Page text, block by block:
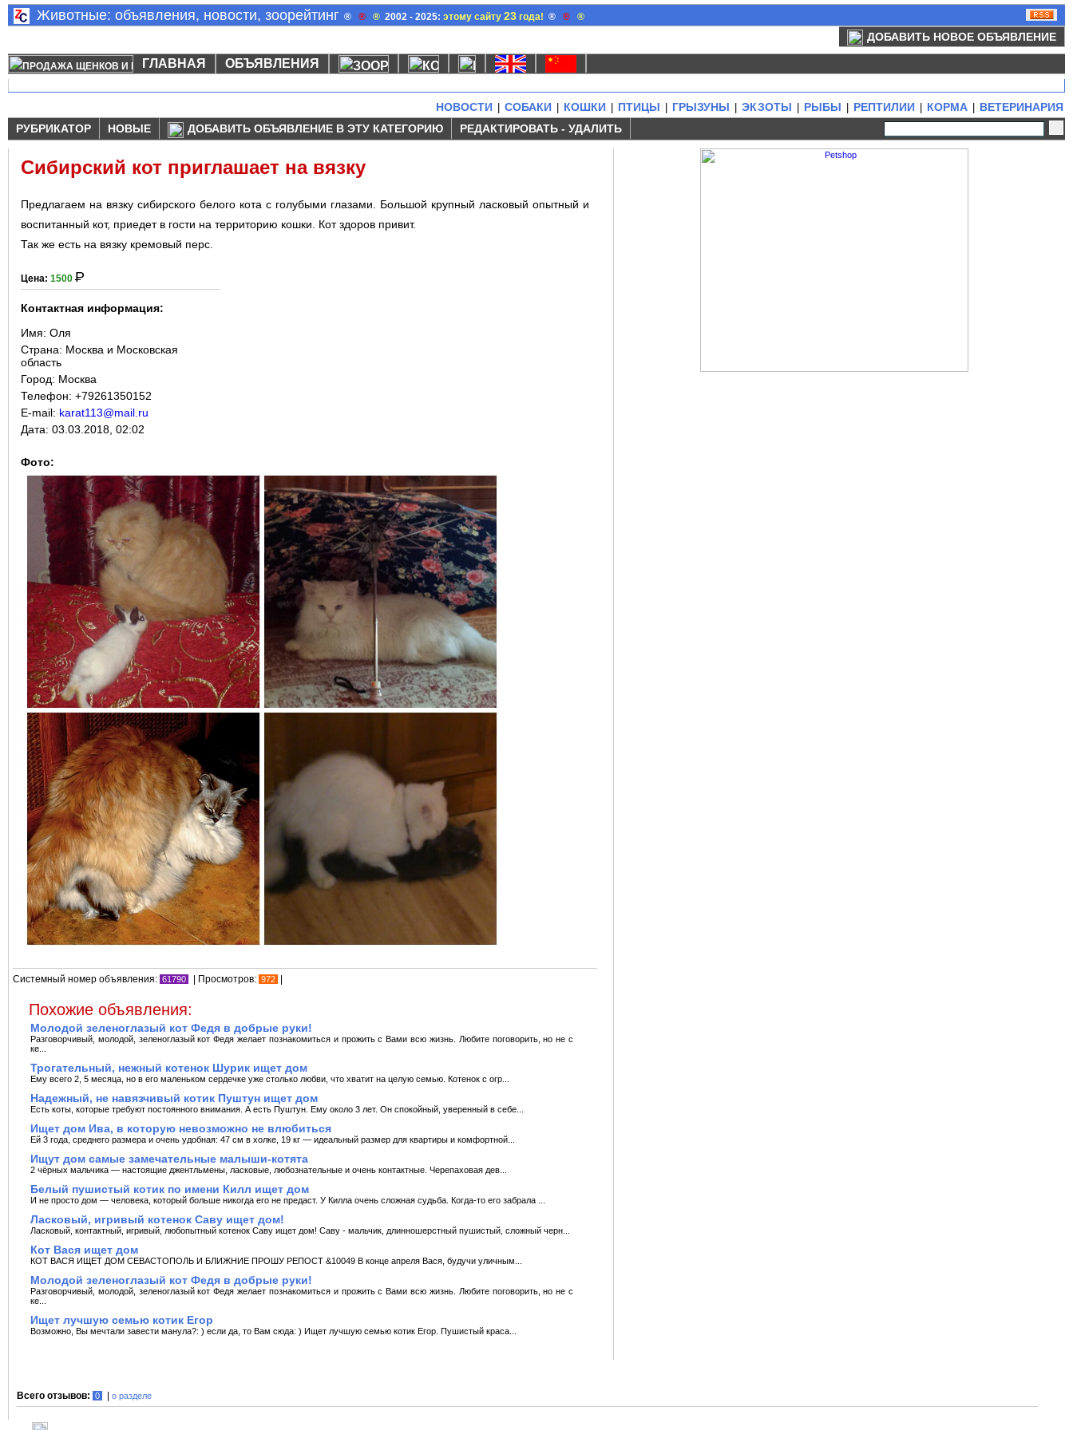
Животные: объявления, новости, зоорейтинг ® ® ® 2002 - 2025:этому сайту23 года! ® ® ®
ДОБАВИТЬ НОВОЕ ОБЪЯВЛЕНИЕ
ГЛАВНАЯ ОБЪЯВЛЕНИЯ
НОВОСТИ СОБАКИ КОШКИ ПТИЦЫ ГРЫЗУНЫ ЭКЗОТЫ РЫБЫ РЕПТИЛИИ КОРМА
ВЕТЕРИНАРИЯ
РУБРИКАТОР
НОВЫЕ ДОБАВИТЬ ОБЪЯВЛЕНИЕ В ЭТУ КАТЕГОРИЮ РЕДАКТИРОВАТЬ - УДАЛИТЬ
Сибирский кот приглашает на вязку
Предлагаем на вязку сибирского белого кота с голубыми глазами. Большой крупный ласковый опытный и
воспитанный кот, приедет в гости на территорию кошки. Кот здоров привит.
Так же есть на вязку кремовый перс.
Цена: 1500 Р
Контактная информация:
Имя: Оля
Страна: Москва и Московская
область
Город: Москва
Телефон: +79261350152
E-mail: karat113@mail.ru
Дата: 03.03.2018, 02:02
Фото:
Системный номер объявления: 61790 | Просмотров: 972 |
Похожие объявления:
Молодой зеленоглазый кот Федя в добрые руки!
Разговорчивый, молодой, зеленоглазый кот Федя желает познакомиться и прожить с Вами всю жизнь. Любите поговорить, но не с
ке...
Трогательный, нежный котенок Шурик ищет дом
Ему всего 2, 5 месяца, но в его маленьком сердечке уже столько любви, что хватит на целую семью. Котенок с огр...
Надежный, не навязчивый котик Пуштун ищет дом
Есть коты, которые требуют постоянного внимания. А есть Пуштун. Ему около 3 лет. Он спокойный, уверенный в себе...
Ищет дом Ива, в которую невозможно не влюбиться
Ей 3 года, среднего размера и очень удобная: 47 см в холке, 19 кг — идеальный размер для кваpтиры и комфортной...
Ищут дом самые замечательные малыши-котята
2 чёрных мальчика — настоящие джентльмены, ласковые, любознательные и очень контактные. Черепаховая дев...
Белый пушистый котик по имени Килл ищет дом
И не просто дом — человека, который больше никогда его не предаст. У Килла очень сложная судьба. Когда-то его забрала ...
Ласковый, игривый котенок Саву ищет дом!
Ласковый, контактный, игривый, любопытный котенок Саву ищет дом! Саву - мальчик, длинношерстный пушистый, сложный черн...
Кот Вася ищет дом
КОТ ВАСЯ ИЩЕТ ДОМ СЕВАСТОПОЛЬ И БЛИЖНИЕ ПРОШУ РЕПОСТ &10049 В конце апреля Вася, будучи уличным...
Молодой зеленоглазый кот Федя в добрые руки!
Разговорчивый, молодой, зеленоглазый кот Федя желает познакомиться и прожить с Вами всю жизнь. Любите поговорить, но не с
ке...
Ищет лучшую семью котик Егор
Возможно, Вы мечтали завести манула?: ) если да, то Вам сюда: ) Ищет лучшую семью котик Егор. Пушистый краса...
Всего отзывов: 0 | о разделе